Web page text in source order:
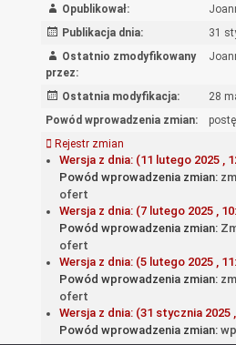
Opublikował:
Publikacja dnia:
31
Ostatnio zmodyfikowany
przez:
Ostatnia modyfikacja:
28
Powód wprowadzenia zmian:
Rejestr zmian
Wersja z dnia: (11 lutego 2025 ,
Powód wprowadzenia zmian:
ofert
Wersja z dnia: (7 lutego 2025 ,
Powód wprowadzenia zmian:
ofert
Wersja z dnia: (5 lutego 2025 ,
Powód wprowadzenia zmian:
ofert
Wersja z dnia: (31 stycznia 2025
Powód wprowadzenia zmian: